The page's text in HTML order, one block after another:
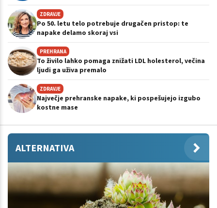
ZDRAVJE
Po 50. letu telo potrebuje drugačen pristop: te
napake delamo skoraj vsi
PREHRANA
To živilo lahko pomaga znižati LDL holesterol, večina
ljudi ga uživa premalo
ZDRAVJE
Največje prehranske napake, ki pospešujejo izgubo
kostne mase
ALTERNATIVA